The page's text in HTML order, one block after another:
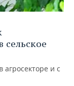
сельское
агросекторе и с